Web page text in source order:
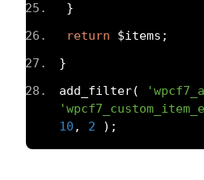
}
return $items ;
}
add_filter(
10 , 2 );